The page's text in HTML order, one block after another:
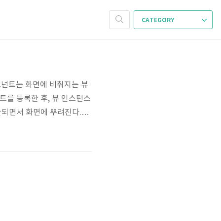
CATEGORY
트는 화면에 비춰지는 뷰
를 등록한 후, 뷰 인스턴스
면서 화면에 뿌려진다.12
component', {